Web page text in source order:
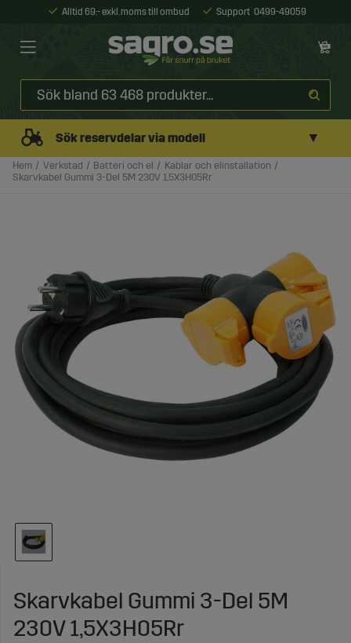
Alltid 69:- exkl. moms till ombud Support 0499-49059
Sök reservdelar via modell ▼
Hem Verkstad Batteri och el
Kablar och elinstallation
Skarvkabel Gummi 3-Del 5M 230V 1,5X3H05Rr
Skarvkabel Gummi 3-Del 5M
230V 1,5X3H05Rr